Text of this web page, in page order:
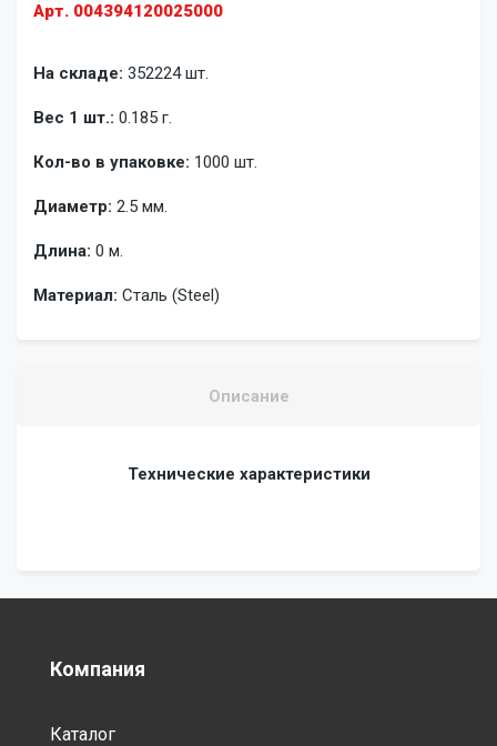
Арт. 004394120025000
На складе: 352224 шт.
Вес 1 шт.: 0.185 г.
Кол-во в упаковке: 1000 шт.
Диаметр: 2.5 мм.
Длина: 0 м.
Материал: Сталь (Steel)
Описание
Технические характеристики
Компания
Каталог